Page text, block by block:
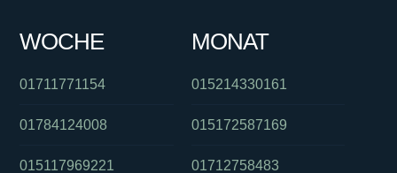
WOCHE
01711771154
01784124008
015117969221
MONAT
015214330161
015172587169
01712758483